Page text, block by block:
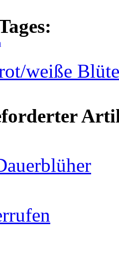
weiße